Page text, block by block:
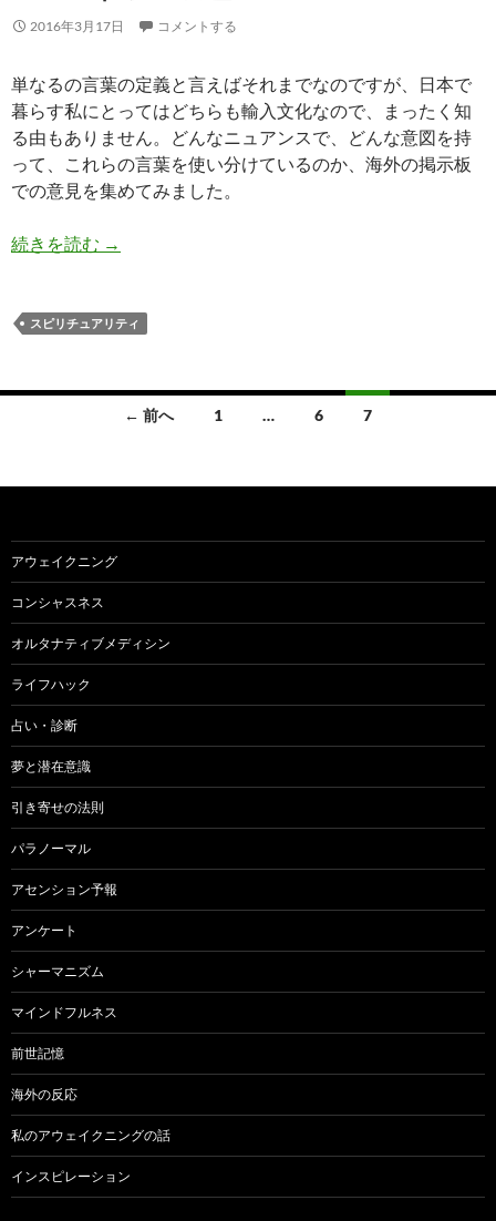
2016年3月17日 コメントする
単なるの言葉の定義と言えばそれまでなのですが、日本で
暮らす私にとってはどちらも輸入文化なので、まったく知
る由もありません。どんなニュアンスで、どんな意図を持
って、これらの言葉を使い分けているのか、海外の掲示板
での意見を集めてみました。
続きを読む スピリチュアリティとニューエイジの違い
→
スピリチュアリティ
ナ
ゲ
ー
シ
ョ
ン
← 前へ 1 … 6 7
アウェイクニング
コンシャスネス
オルタナティブメディシン
ライフハック
占い・診断
夢と潜在意識
引き寄せの法則
パラノーマル
アセンション予報
アンケート
シャーマニズム
マインドフルネス
前世記憶
海外の反応
私のアウェイクニングの話
インスピレーション